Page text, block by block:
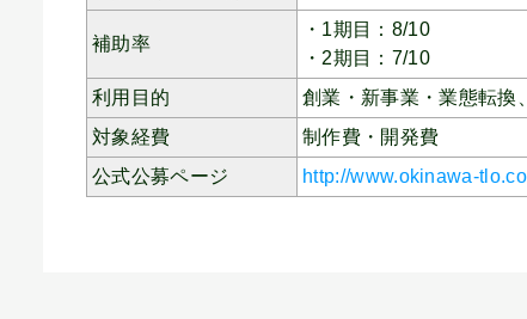
補助率
・1期目：8/10
・2期目：7/10
利用目的
創業・新事業・業態転換、
対象経費
制作費・開発費
公式公募ページ
http://www.okinawa-